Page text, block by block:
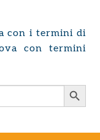
PRODOTTI
Espandi
il
child
EUROPEA
menu
child
con i termini di
con termini
Search Button